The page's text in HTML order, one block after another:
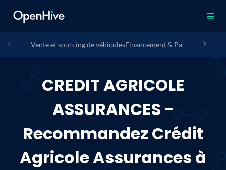
Vente et sourcing de véhiculesFinancement & Paiement
CREDIT AGRICOLE
ASSURANCES -
Recommandez Crédit
Agricole Assurances à